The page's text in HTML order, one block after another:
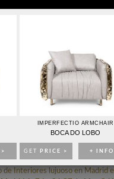
IMPERFECTIO ARMCHAIR
BOCA DO LOBO
GET PRICE > + INFO
SANCHIZ UNA
MADRID